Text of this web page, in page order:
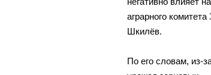
аграрного
Шкилёв.
По его словам, из-